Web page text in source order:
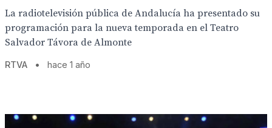
La radiotelevisión pública de Andalucía ha presentado su
programación para la nueva temporada en el Teatro
Salvador Távora de Almonte
RTVA • hace 1 año